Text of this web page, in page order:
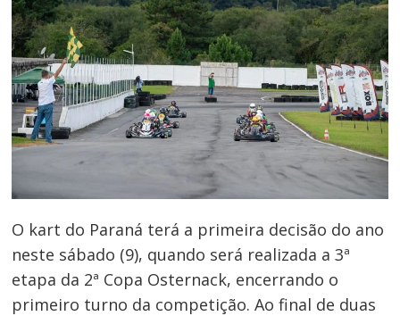
O kart do Paraná terá a primeira decisão do ano
neste sábado (9), quando será realizada a 3ª
etapa da 2ª Copa Osternack, encerrando o
primeiro turno da competição. Ao final de duas